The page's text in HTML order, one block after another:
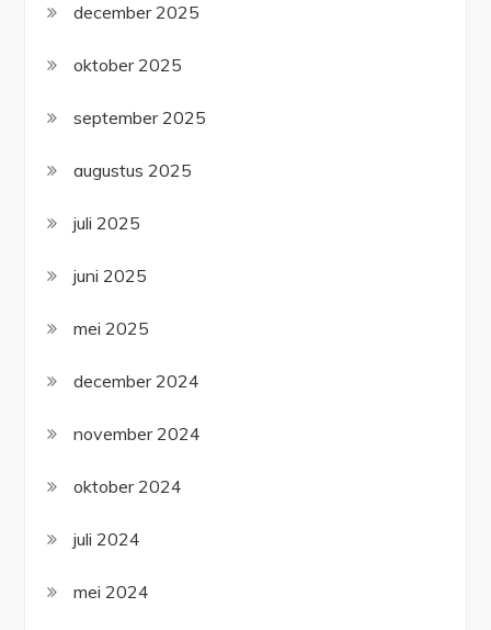
december 2025
oktober 2025
september 2025
augustus 2025
juli 2025
juni 2025
mei 2025
december 2024
november 2024
oktober 2024
juli 2024
mei 2024